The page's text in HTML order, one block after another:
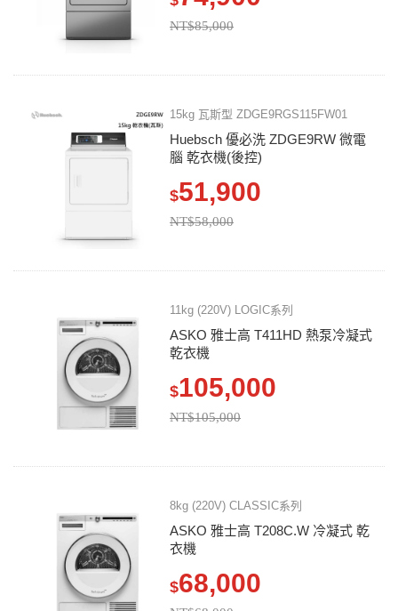
NT$85,000
15kg 瓦斯型 ZDGE9RGS115FW01
Huebsch 優必洗 ZDGE9RW 微電
腦 乾衣機(後控)
$51,900
NT$58,000
11kg (220V) LOGIC系列
ASKO 雅士高 T411HD 熱泵冷凝式
乾衣機
$105,000
NT$105,000
8kg (220V) CLASSIC系列
ASKO 雅士高 T208C.W 冷凝式 乾
衣機
$68,000